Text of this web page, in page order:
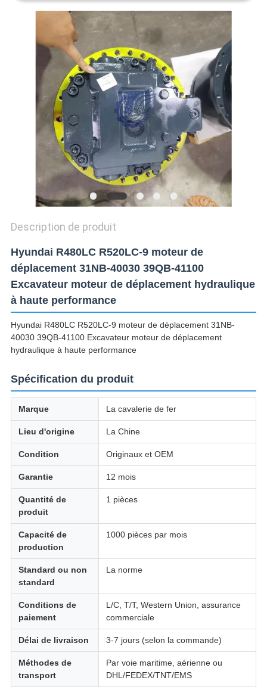
DEMANDE
DE
SOUMISSION
SITEMAP
POLITIQUE
CONFIDENTIALITÉ
Description de produit
Hyundai R480LC R520LC-9 moteur de
déplacement 31NB-40030 39QB-41100
Excavateur moteur de déplacement hydraulique
à haute performance
Hyundai R480LC R520LC-9 moteur de déplacement 31NB-
40030 39QB-41100 Excavateur moteur de déplacement
hydraulique à haute performance
Spécification du produit
Marque La cavalerie de fer
Lieu d'origine La Chine
Condition Originaux et OEM
Garantie 12 mois
Quantité de
produit
1 pièces
Capacité de
production
1000 pièces par mois
Standard ou non
standard
La norme
Conditions de
paiement
L/C, T/T, Western Union, assurance
commerciale
Délai de livraison 3-7 jours (selon la commande)
Méthodes de
transport
Par voie maritime, aérienne ou
DHL/FEDEX/TNT/EMS